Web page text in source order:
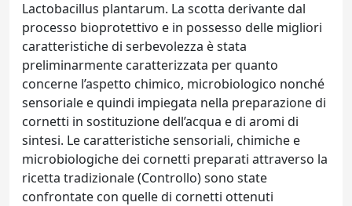
Lactobacillus plantarum. La scotta derivante dal
processo bioprotettivo e in possesso delle migliori
caratteristiche di serbevolezza è stata
preliminarmente caratterizzata per quanto
concerne l’aspetto chimico, microbiologico nonché
sensoriale e quindi impiegata nella preparazione di
cornetti in sostituzione dell’acqua e di aromi di
sintesi. Le caratteristiche sensoriali, chimiche e
microbiologiche dei cornetti preparati attraverso la
ricetta tradizionale (Controllo) sono state
confrontate con quelle di cornetti ottenuti